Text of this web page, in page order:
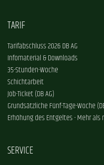
TARIF
Tarifabschluss 2026 DB AG
Infomaterial & Downloads
35-Stunden-Woche
Schichtarbeit
Job-Ticket (DB AG)
Grundsätzliche Fünf-Tage-Woche
Erhöhung des Entgeltes - Mehr als
SERVICE